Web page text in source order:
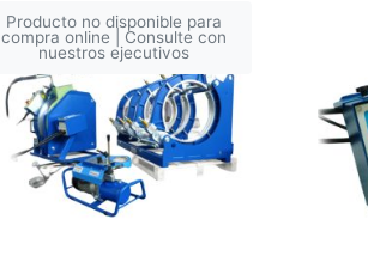
Producto no disponible para
compra online | Consulte con
nuestros ejecutivos